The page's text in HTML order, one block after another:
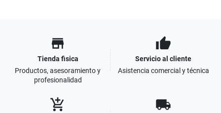
store
Tienda fisica
Productos, asesoramiento y
profesionalidad
thumb_up
Servicio al cliente
Asistencia comercial y técnica
add_shopping_cart local_shipping